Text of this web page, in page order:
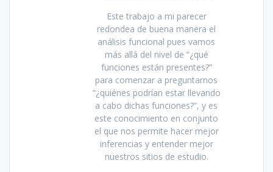
Este trabajo a mi parecer
redondea de buena manera el
análisis funcional pues vamos
más allá del nivel de “¿qué
funciones están presentes?”
para comenzar a preguntarnos
“¿quiénes podrían estar llevando
a cabo dichas funciones?”, y es
este conocimiento en conjunto
el que nos permite hacer mejor
inferencias y entender mejor
nuestros sitios de estudio.